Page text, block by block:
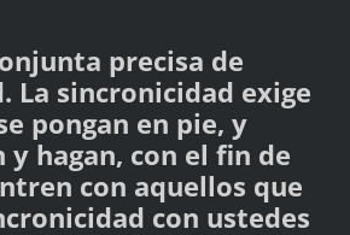
precisa de
La sincronicidad exige
pongan en pie, y
y hagan, con el fin de
con aquellos que
con ustedes